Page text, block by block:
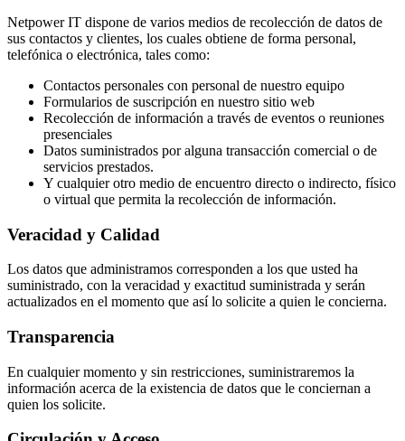
Netpower IT dispone de varios medios de recolección de datos de
sus contactos y clientes, los cuales obtiene de forma personal,
telefónica o electrónica, tales como:
Contactos personales con personal de nuestro equipo
Formularios de suscripción en nuestro sitio web
Recolección de información a través de eventos o reuniones
presenciales
Datos suministrados por alguna transacción comercial o de
servicios prestados.
Y cualquier otro medio de encuentro directo o indirecto, físico
o virtual que permita la recolección de información.
Veracidad y Calidad
Los datos que administramos corresponden a los que usted ha
suministrado, con la veracidad y exactitud suministrada y serán
actualizados en el momento que así lo solicite a quien le concierna.
Transparencia
En cualquier momento y sin restricciones, suministraremos la
información acerca de la existencia de datos que le conciernan a
quien los solicite.